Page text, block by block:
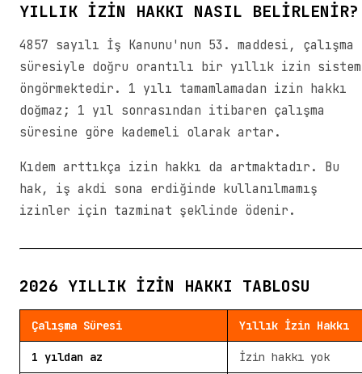
YILLIK İZIN HAKKI NASIL BELIRLENIR?
4857 sayılı İş Kanunu'nun 53. maddesi, çalışma
süresiyle doğru orantılı bir yıllık izin
öngörmektedir. 1 yılı tamamlamadan izin hakkı
doğmaz; 1 yıl sonrasından itibaren çalışma
süresine göre kademeli olarak artar.
Kıdem arttıkça izin hakkı da artmaktadır. Bu
hak, iş akdi sona erdiğinde kullanılmamış
izinler için tazminat şeklinde ödenir.
2026 YILLIK İZIN HAKKI TABLOSU
Çalışma Süresi Yıllık İzin Hakkı
1 yıldan az İzin hakkı yok